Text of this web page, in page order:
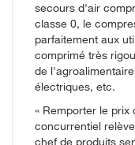
secours d'air
classe 0, le
parfaitement aux
comprimé très
de
électriques, etc.
« Remporter le prix
concurrentiel
chef de produits